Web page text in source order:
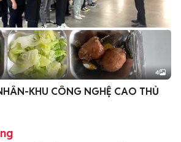
4
KHU CÔNG NGHỆ CAO THỦ